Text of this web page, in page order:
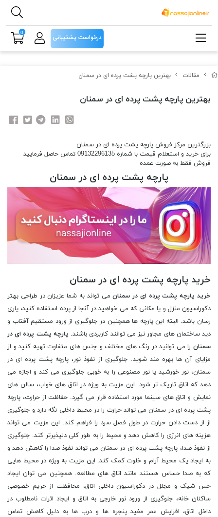
مقالات بهترین پارچه پشت پرده ای در سمنان
بهترین پارچه پشت پرده ای در سمنان
بزرگترین مرکز فروش پارچه پشت پرده ای در سمنان
برای خرید و استعلام قیمت با شماره 09132296135 تماس حاصل فرمایید
فروش فقط به صورت عمده
پارچه پشت پرده ای در سمنان
خرید پارچه پشت پرده ای در سمنان
خرید پارچه پشت پرده ای در سمنانمی تواند به شما عزیزان در طراحی بهتر
دکوراسیون منزل و یا مکانی که می خواهید در آنجا از پرده استفاده کنید، یاری
رسان باشد. البته این پارچه ها همچنین در جلوگیری از ورود مستقیم آفتاب و
دید ساختمان های مجاور نیز می توانند کاربردی باشند. پارچه پشت پرده ای در
سمنان را می توانید در رنگ های مختلف و جنس های متفاوت تهیه کنید و از
مزایای آن ها بهره مند شوید. جلوگیری از نفوذ نور، پارچه پشت پرده ای در
سمنان، نور خورشید یا نور مصنوعی را به خوبی جلوگیری می کند و اجازه می
دهد که اتاق تاریک تر شود. این مزیت به ویژه در اتاق های خواب، سالن های
نمایش و اتاق های سینما مورد استفاده قرار می گیرد. حفاظت از حرارت، پارچه
پشت پرده ای در سمنان می تواند حرارت را در محیط داخلی نگه دارد و جلوگیری
از از دست دادن حرارت در طول فصل سرد را فراهم کند. این مزیت می تواند
هزینه های انرژی را کاهش دهد و محیط را به طور کلی دلپذیرتر کند. جلوگیری
از نفوذ صدا، پارچه پشت پرده ای در سمنان می تواند نفوذ صدا را کاهش دهد و
به ایجاد یک محیط آرام و خلوت کمک کند. این مزیت به ویژه در محیط هایی
که به صدا حساس هستند مانند اتاق های مطالعه. همچنین می توان ایجاد
حس شیک و مجلل در دکوراسیون داخلی اتاق، محافظت از حریم خصوصی
ساکنان خانه، جلوگیری از ورود نور خارجی به اتاق و ایجاد اثرات نامطلوب در
داخل اتاق، افزایش عمر مفید پنجره ها و درب ها به دلیل کاهش تماس
درخواست پشتیبانی
0